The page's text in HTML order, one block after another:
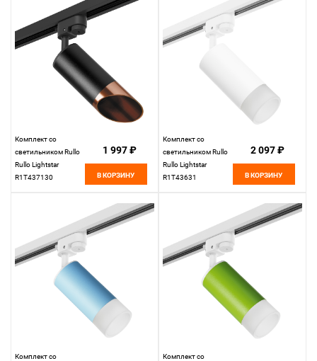
Комплект со
светильником Rullo
Rullo Lightstar
R1T437130
1 997 ₽
В КОРЗИНУ
Комплект со
светильником Rullo
Rullo Lightstar
R1T43631
2 097 ₽
В КОРЗИНУ
Комплект со
Комплект со